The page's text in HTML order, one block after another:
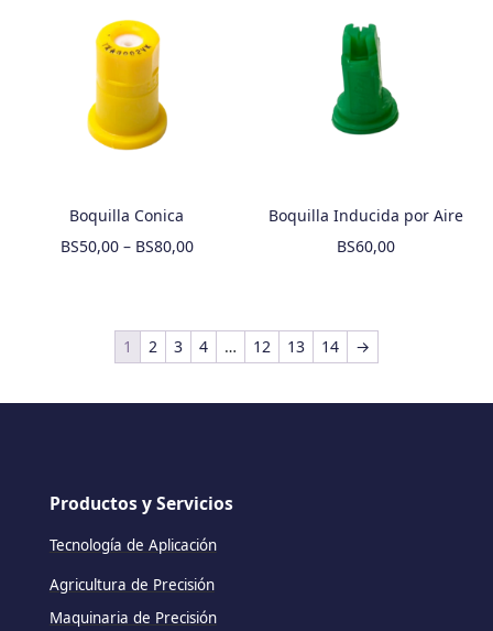
Boquilla Conica
BS50,00– BS80,00
Boquilla Inducida por Aire
BS60,00
1 2 3 4 … 12 13 14 →
Productos y Servicios
Tecnología de Aplicación
Agricultura de Precisión
Maquinaria de Precisión